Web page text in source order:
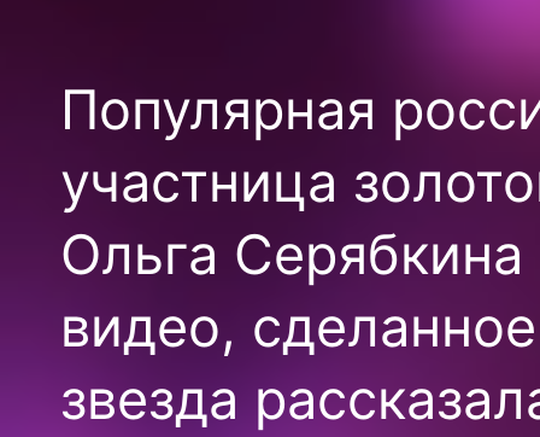
Популярная
участница
Ольга
видео,
звезда